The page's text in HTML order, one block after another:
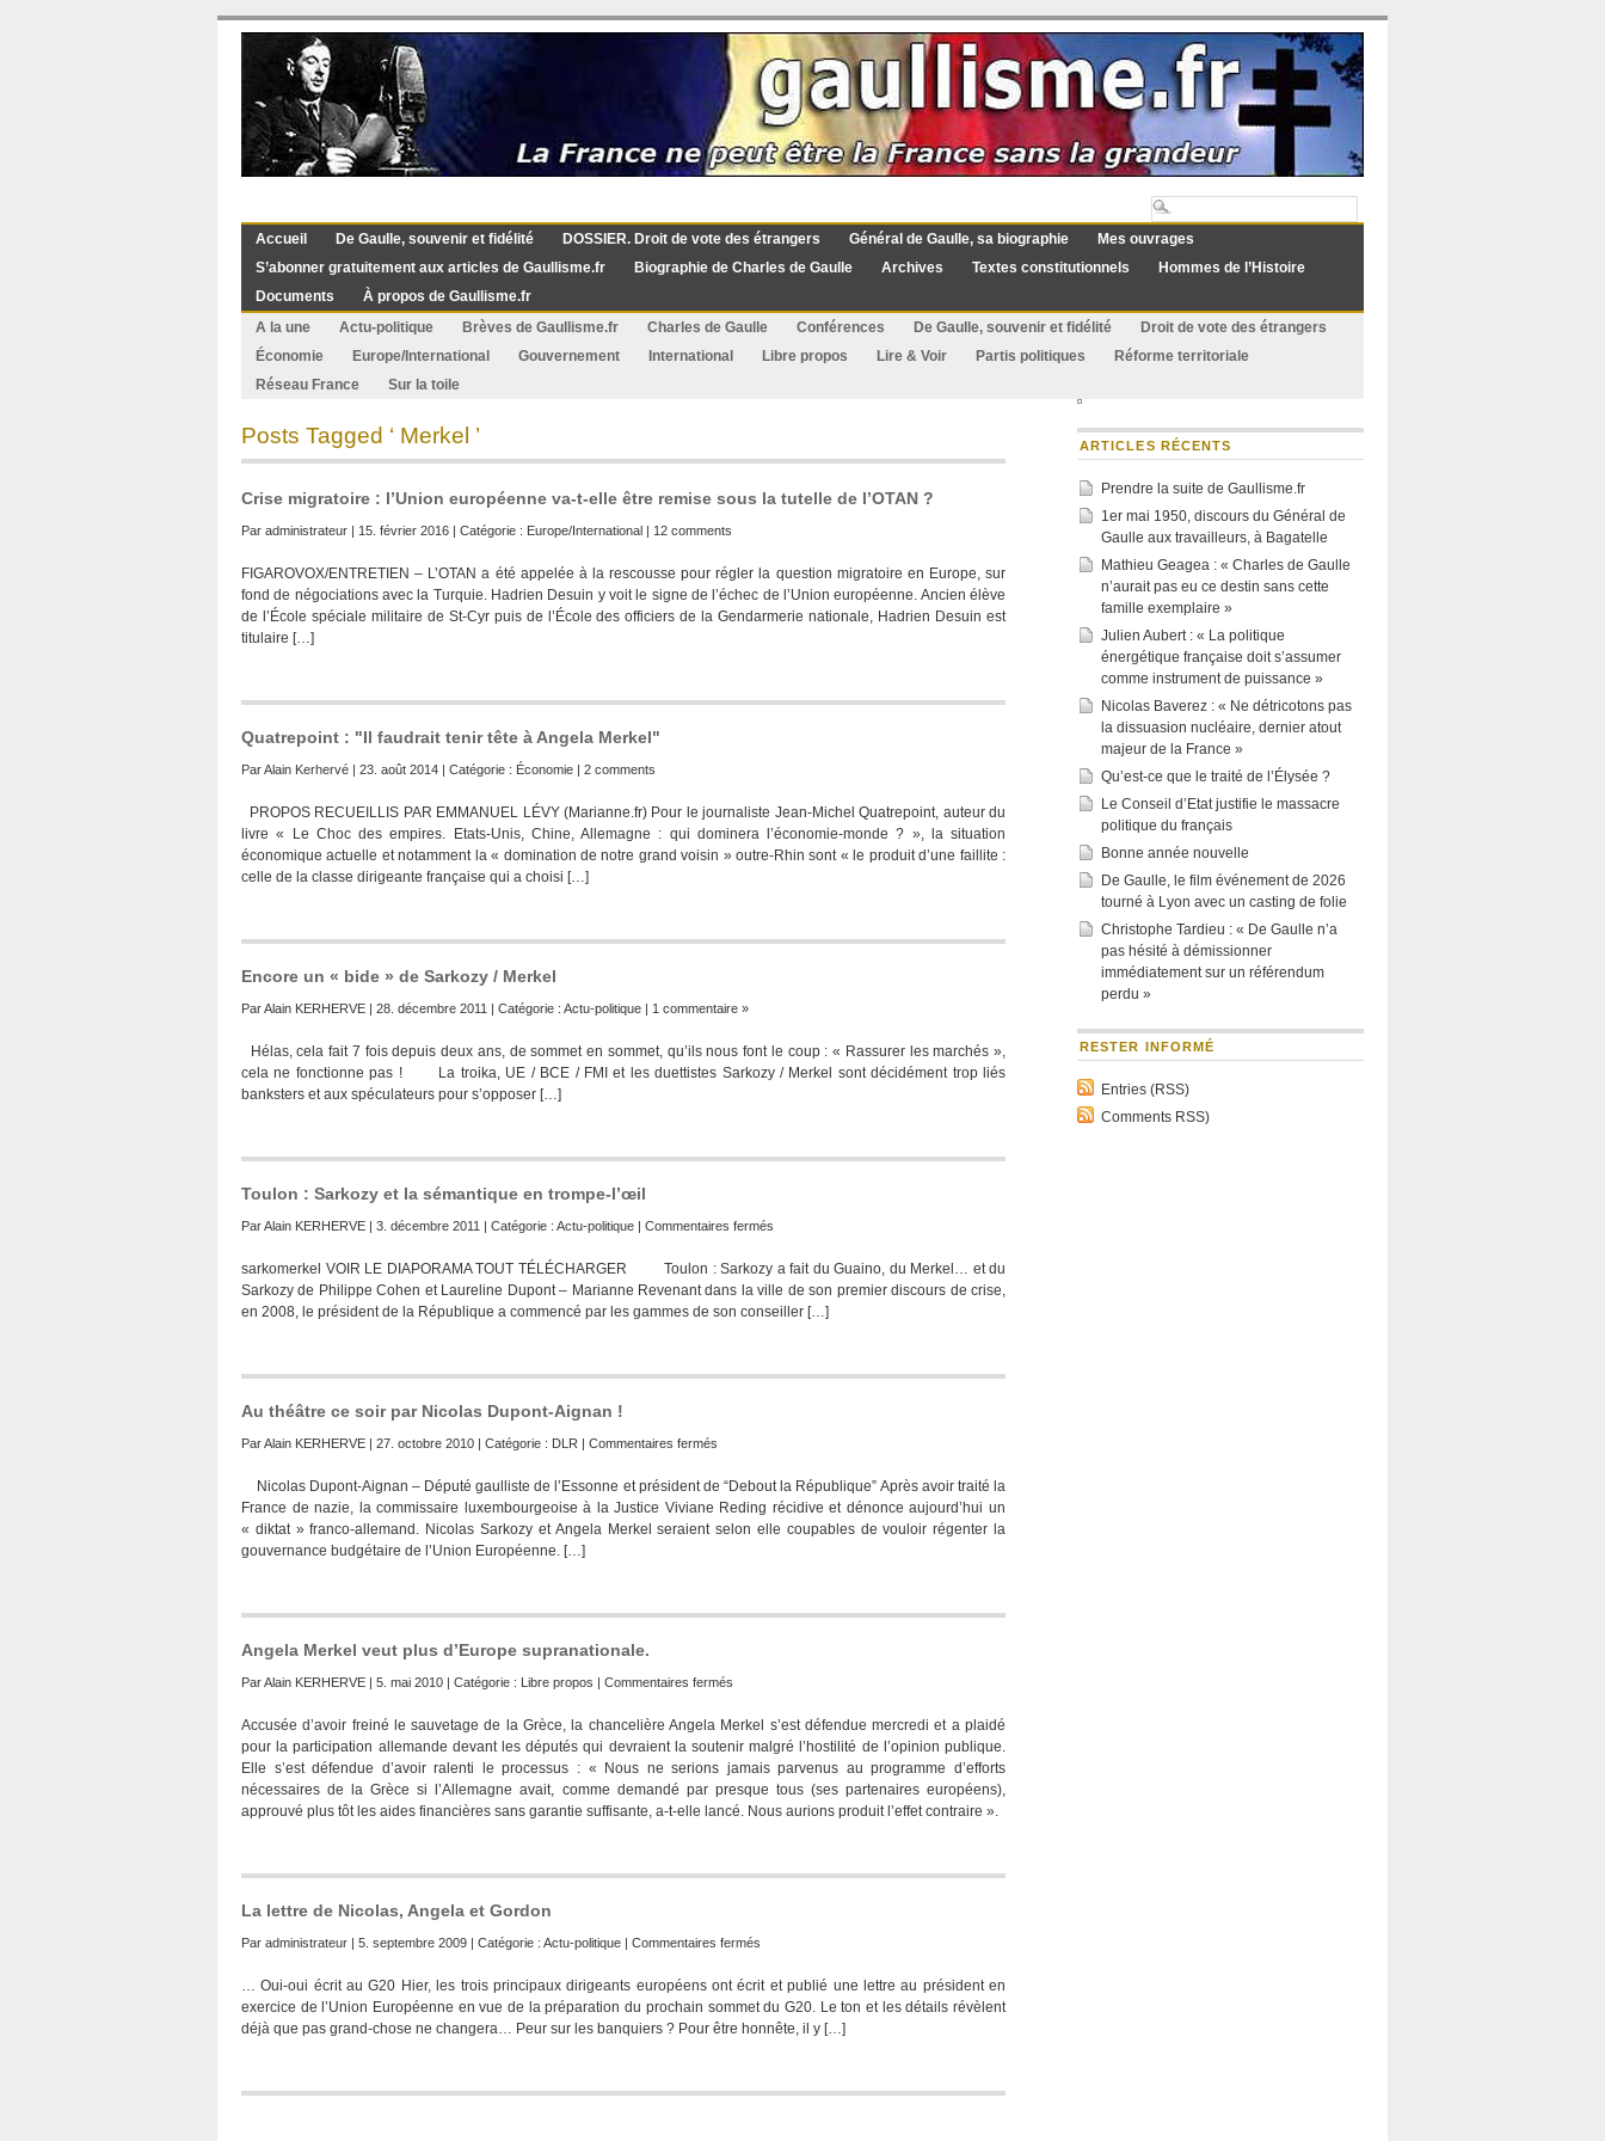
Accueil De Gaulle, souvenir et fidélité DOSSIER. Droit de vote des étrangers Général de Gaulle, sa biographie
Mes ouvrages
S’abonner gratuitement aux articles de Gaullisme.fr
Biographie de Charles de Gaulle Archives Textes constitutionnels
Hommes de l’Histoire
Documents
À propos de Gaullisme.fr
A la une
Actu-politique Brèves de Gaullisme.fr Charles de Gaulle Conférences De Gaulle, souvenir et fidélité
Droit de vote des étrangers
Économie
Europe/International Gouvernement International Libre propos Lire & Voir Partis politiques
Réforme territoriale
Réseau France
Sur la toile
Posts Tagged ‘ Merkel ’
Crise migratoire : l’Union européenne va-t-elle être remise sous la tutelle de l’OTAN ?
Par administrateur | 15. février 2016 | Catégorie : Europe/International | 12 comments
FIGAROVOX/ENTRETIEN – L’OTAN a été appelée à la rescousse pour régler la question migratoire en Europe, sur
fond de négociations avec la Turquie. Hadrien Desuin y voit le signe de l’échec de l’Union européenne. Ancien élève
de l’École spéciale militaire de St-Cyr puis de l’École des officiers de la Gendarmerie nationale, Hadrien Desuin est
titulaire […]
Quatrepoint : "Il faudrait tenir tête à Angela Merkel"
ParAlain Kerhervé | 23. août 2014 | Catégorie : Économie | 2 comments
PROPOS RECUEILLIS PAR EMMANUEL LÉVY (Marianne.fr) Pour le journaliste Jean-Michel Quatrepoint, auteur du
livre « Le Choc des empires. Etats-Unis, Chine, Allemagne : qui dominera l’économie-monde ? », la situation
économique actuelle et notamment la « domination de notre grand voisin » outre-Rhin sont « le produit d’une faillite :
celle de la classe dirigeante française qui a choisi […]
Encore un « bide » de Sarkozy / Merkel
ParAlain KERHERVE | 28. décembre 2011 | Catégorie : Actu-politique | 1 commentaire »
Hélas, cela fait 7 fois depuis deux ans, de sommet en sommet, qu’ils nous font le coup : « Rassurer les marchés »,
cela ne fonctionne pas ! La troika, UE / BCE / FMI et les duettistes Sarkozy / Merkel sont décidément trop liés
banksters et aux spéculateurs pour s’opposer […]
Toulon : Sarkozy et la sémantique en trompe-l’œil
ParAlain KERHERVE | 3. décembre 2011 | Catégorie : Actu-politique | Commentaires fermés
Sarkozy
et
en
sarkomerkel VOIR LE DIAPORAMA TOUT TÉLÉCHARGER Toulon : Sarkozy a fait du Guaino, du Merkel… et du
Sarkozy de Philippe Cohen et Laureline Dupont – Marianne Revenant dans la ville de son premier discours de crise,
en 2008, le président de la République a commencé par les gammes de son conseiller […]
Au théâtre ce soir par Nicolas Dupont-Aignan !
ParAlain KERHERVE | 27. octobre 2010 | Catégorie : DLR | Commentaires fermés
théâtre
ce
soir
Aignan
Nicolas Dupont-Aignan – Député gaulliste de l’Essonne et président de “Debout la République” Après avoir traité la
France de nazie, la commissaire luxembourgeoise à la Justice Viviane Reding récidive et dénonce aujourd’hui un
« diktat » franco-allemand. Nicolas Sarkozy et Angela Merkel seraient selon elle coupables de vouloir régenter la
gouvernance budgétaire de l’Union Européenne. […]
Angela Merkel veut plus d’Europe supranationale.
ParAlain KERHERVE | 5. mai 2010 | Catégorie : Libre propos | Commentaires fermés
Merkel
veut
plus
d’Europe
supranationale.
Accusée d’avoir freiné le sauvetage de la Grèce, la chancelière Angela Merkel s’est défendue mercredi et a plaidé
pour la participation allemande devant les députés qui devraient la soutenir malgré l’hostilité de l’opinion publique.
Elle s’est défendue d’avoir ralenti le processus : « Nous ne serions jamais parvenus au programme d’efforts
nécessaires de la Grèce si l’Allemagne avait, comme demandé par presque tous (ses partenaires européens),
approuvé plus tôt les aides financières sans garantie suffisante, a-t-elle lancé. Nous aurions produit l’effet contraire ».
La lettre de Nicolas, Angela et Gordon
Par administrateur | 5. septembre 2009 | Catégorie : Actu-politique | Commentaires fermés
lettre
de
Nicolas,
Gordon
… Oui-oui écrit au G20 Hier, les trois principaux dirigeants européens ont écrit et publié une lettre au président en
exercice de l’Union Européenne en vue de la préparation du prochain sommet du G20. Le ton et les détails révèlent
déjà que pas grand-chose ne changera… Peur sur les banquiers ? Pour être honnête, il y […]
ARTICLES RÉCENTS
Prendre la suite de Gaullisme.fr
1er mai 1950, discours du Général de
Gaulle aux travailleurs, à Bagatelle
Mathieu Geagea : « Charles de Gaulle
n’aurait pas eu ce destin sans cette
famille exemplaire »
Julien Aubert : « La politique
énergétique française doit s’assumer
comme instrument de puissance »
Nicolas Baverez : « Ne détricotons pas
la dissuasion nucléaire, dernier atout
majeur de la France »
Qu’est-ce que le traité de l’Élysée ?
Le Conseil d’Etat justifie le massacre
politique du français
Bonne année nouvelle
De Gaulle, le film événement de 2026
tourné à Lyon avec un casting de folie
Christophe Tardieu : « De Gaulle n’a
pas hésité à démissionner
immédiatement sur un référendum
perdu »
RESTER INFORMÉ
Entries (RSS)
Comments RSS)